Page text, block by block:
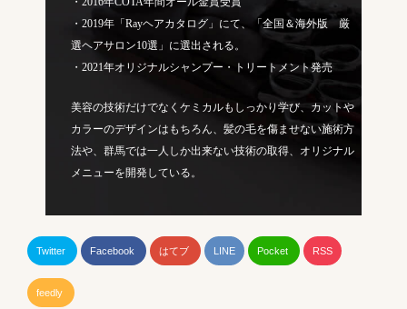
・2019年「Rayヘアカタログ」にて、「全国＆海外版 厳
選ヘアサロン10選」に選出される。
・2021年オリジナルシャンプー・トリートメント発売
美容の技術だけでなくケミカルもしっかり学び、カットや
カラーのデザインはもちろん、髪の毛を傷ませない施術方
法や、群馬では一人しか出来ない技術の取得、オリジナル
メニューを開発している。
Twitter Facebook はてブ LINE Pocket RSS
feedly